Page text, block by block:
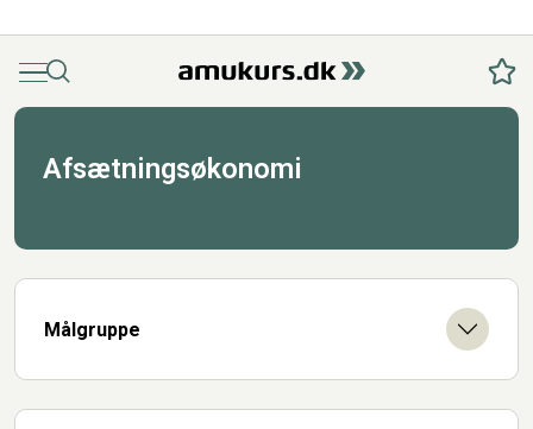
MenuSøg
Afsætningsøkonomi
Målgruppe